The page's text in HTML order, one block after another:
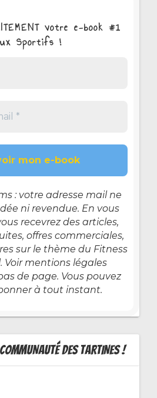
votre e-book #1
Sportifs !
: votre adresse mail ne
ni revendue. En vous
recevrez des articles,
offres commerciales,
sur le thème du Fitness
Voir mentions légales
de page. Vous pouvez
à tout instant.
DES TARTINES !